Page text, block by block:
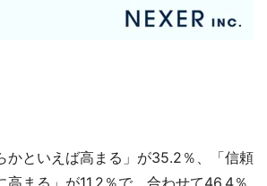
かといえば高まる」が35.2％、「信頼
高まる」が11.2％で、合わせて46.4％